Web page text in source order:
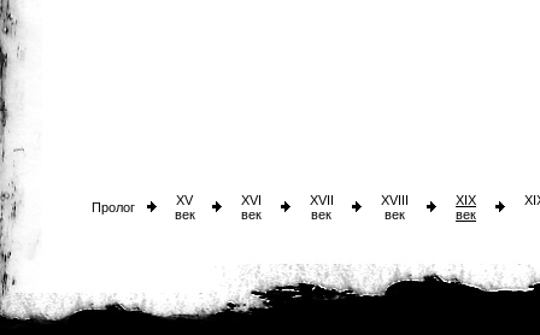
Пролог
XV
век
XVI
век
XVII
век
XVIII
век
XIX
век